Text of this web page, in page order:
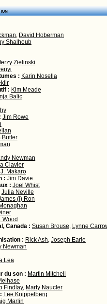
, David Hoberman
Shalhoub
Zielinski
: Karin Nosella
: Kim Meade
Balic
Jim Rowe
Butler
Newman
Clavier
Makaro
: Jim Davie
: Joel Whist
Julia Neville
(I) Ron
Wood
Canada : Susan Brouse, Lynne
: Rick Ash, Joseph Earle
Newman
Lea
du son : Martin Mitchell
Findlay, Marty Naucler
Lee Knippelberg
Marlin